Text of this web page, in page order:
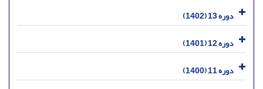
دوره 13 (1402)
دوره 12 (1401)
دوره 11 (1400)